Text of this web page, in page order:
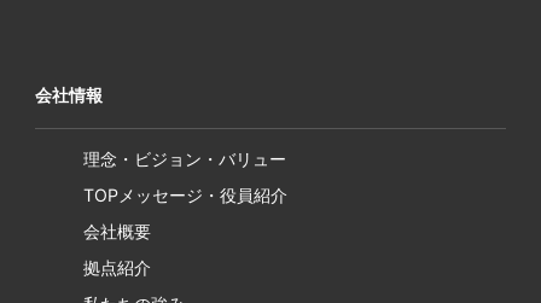
会社情報
理念・ビジョン・バリュー
TOPメッセージ・役員紹介
会社概要
拠点紹介